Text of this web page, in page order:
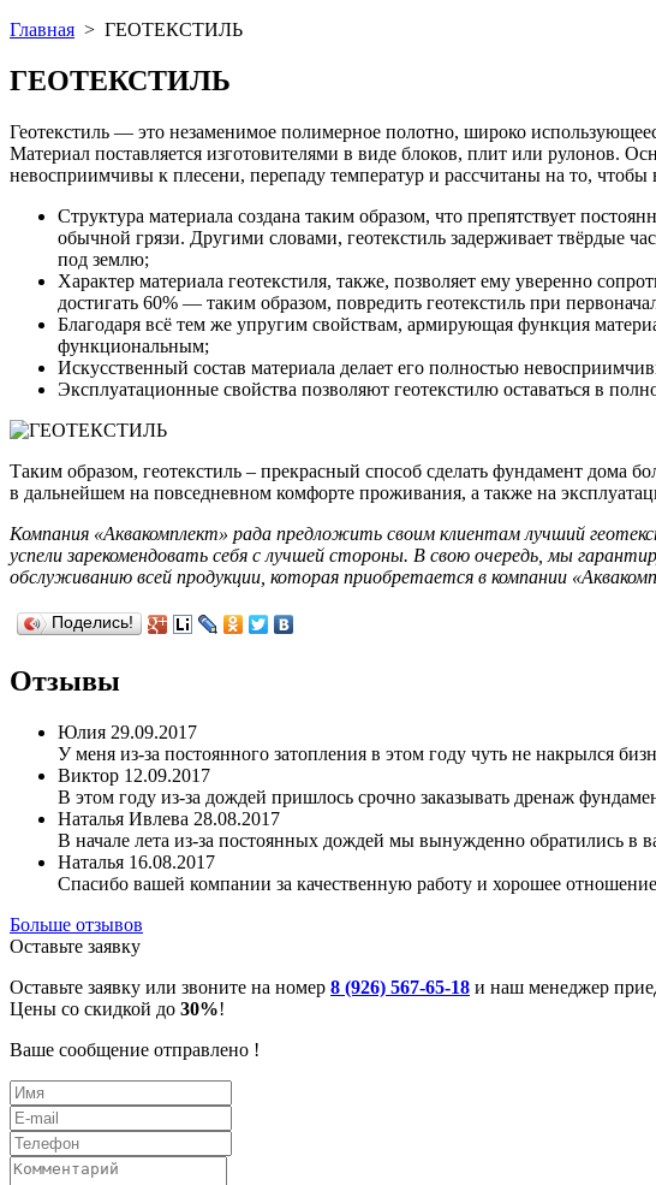
Главная > ГЕОТЕКСТИЛЬ
ГЕОТЕКСТИЛЬ
Геотекстиль — это незаменимое полимерное полотно, широко
Материал поставляется изготовителями в виде блоков, плит или рулонов.
невосприимчивы к плесени, перепаду температур и рассчитаны на то,
Структура материала создана таким образом, что препятствует
обычной грязи. Другими словами, геотекстиль задерживает твёрдые
под землю;
Характер материала геотекстиля, также, позволяет ему уверенно
достигать 60% — таким образом, повредить геотекстиль при
Благодаря всё тем же упругим свойствам, армирующая функция
функциональным;
Искусственный состав материала делает его полностью
Эксплуатационные свойства позволяют геотекстилю оставаться в
Таким образом, геотекстиль – прекрасный способ сделать фундамент
в дальнейшем на повседневном комфорте проживания, а также на
Компания «Аквакомплект» рада предложить своим клиентам лучший
успели зарекомендовать себя с лучшей стороны. В свою очередь, мы
обслуживанию всей продукции, которая приобретается в компании
Поделись!
Отзывы
Юлия 29.09.2017
У меня из-за постоянного затопления в этом году чуть не накрылся
Виктор 12.09.2017
В этом году из-за дождей пришлось срочно заказывать дренаж
Наталья Ивлева 28.08.2017
В начале лета из-за постоянных дождей мы вынужденно обратились
Наталья 16.08.2017
Спасибо вашей компании за качественную работу и хорошее
Больше отзывов
Оставьте заявку
Оставьте заявку или звоните на номер 8 (926) 567-65-18 и наш менеджер
Цены со скидкой до 30%!
Ваше сообщение отправлено !